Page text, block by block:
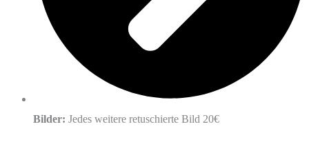
Bilder: Jedes weitere retuschierte Bild 20€